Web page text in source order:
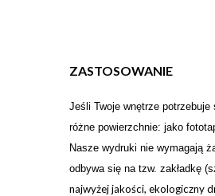
ZASTOSOWANIE
Jeśli Twoje wnętrze potrzebuje
różne powierzchnie: jako
Nasze wydruki nie wymagają
odbywa się na tzw. zakładkę
najwyżej jakości, ekologiczny